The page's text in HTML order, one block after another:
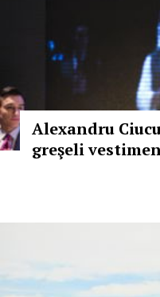
Alexandru
greşeli